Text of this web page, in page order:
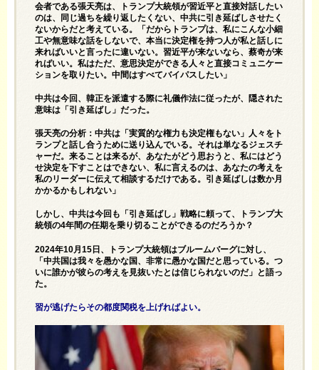
会者である張天亮は、トランプ大統領が習近平と直接対話したい
のは、同じ過ちを繰り返したくない、中共に引き延ばしさせたく
ないからだと考えている。「だからトランプは、私にこんな小細
工や無意味な話をしないで、本当に決定権を持つ人が私と話しに
来ればいいと言ったに違いない。習近平が来ないなら、蔡奇が来
ればいい。私はただ、意思決定ができ​​る人々と直接コミュニケー
ションを取りたい。中間はすべてバイパスしたい」
中共は今回、韓正を派遣する際に礼儀作法に従ったが、隠された
意味は「引き延ばし」だった。
張天亮の分析：中共は「実質的な権力も決定権もない」人々をト
ランプと話し合うために送り込んでいる。それは単なるジェスチ
ャーだ。来ることは来るが、あなたがどう思おうと、私にはどう
せ決定を下すことはできない、私に言えるのは、あなたの考えを
私のリーダーに伝えて相談するだけである。引き延ばしは数か月
かかるかもしれない」
しかし、中共は今回も「引き延ばし」戦略に頼って、トランプ大
統領の4年間の任期を乗り切ることができるのだろうか？
2024年10月15日、トランプ大統領はブルームバーグに対し、
「中共国は我々を愚かな国、非常に愚かな国だと思っている。つ
いに誰かが彼らの考えを見抜いたとは信じられないのだ」と語っ
た。
習が逃げたらその都度関税を上げればよい。